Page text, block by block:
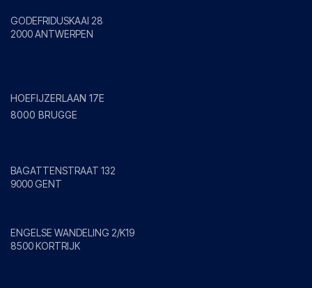
GODEFRIDUSKAAI 28
2000 ANTWERPEN
HOEFIJZERLAAN 17E
8000 BRUGGE
BAGATTENSTRAAT 132
9000 GENT
ENGELSE WANDELING 2/K19
8500 KORTRIJK